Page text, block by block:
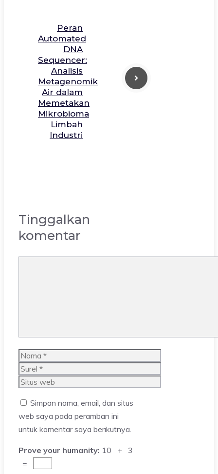
Peran
Automated
DNA
Sequencer:
Analisis
Metagenomik
Air dalam
Memetakan
Mikrobioma
Limbah
Industri
Tinggalkan
komentar
Nama
Surel
Situs
Simpan nama, email, dan situs
web saya pada peramban ini
untuk komentar saya berikutnya.
Prove your humanity: 10 + 3
=